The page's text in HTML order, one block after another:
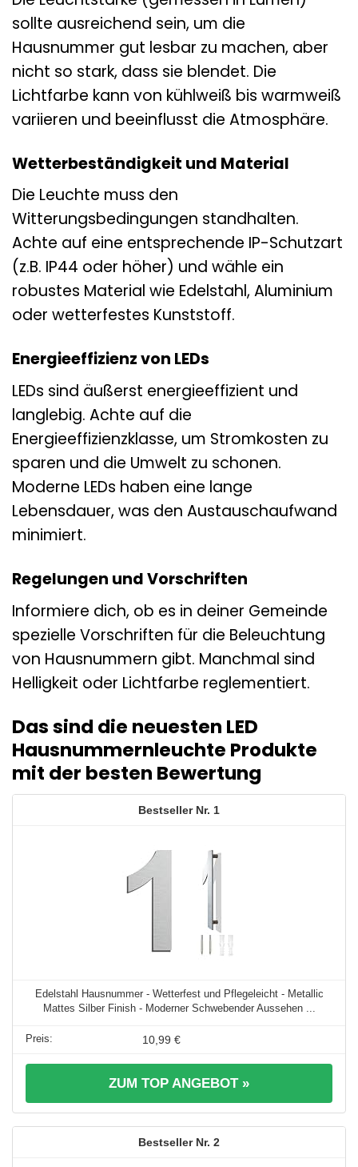
sollte ausreichend sein, um die
Hausnummer gut lesbar zu machen, aber
nicht so stark, dass sie blendet. Die
Lichtfarbe kann von kühlweiß bis warmweiß
variieren und beeinflusst die Atmosphäre.
Wetterbeständigkeit und Material
Die Leuchte muss den
Witterungsbedingungen standhalten.
Achte auf eine entsprechende IP-Schutzart
(z.B. IP44 oder höher) und wähle ein
robustes Material wie Edelstahl, Aluminium
oder wetterfestes Kunststoff.
Energieeffizienz von LEDs
LEDs sind äußerst energieeffizient und
langlebig. Achte auf die
Energieeffizienzklasse, um Stromkosten zu
sparen und die Umwelt zu schonen.
Moderne LEDs haben eine lange
Lebensdauer, was den Austauschaufwand
minimiert.
Regelungen und Vorschriften
Informiere dich, ob es in deiner Gemeinde
spezielle Vorschriften für die Beleuchtung
von Hausnummern gibt. Manchmal sind
Helligkeit oder Lichtfarbe reglementiert.
Das sind die neuesten LED
Hausnummernleuchte Produkte
mit der besten Bewertung
1
Edelstahl Hausnummer - Wetterfest und Pflegeleicht - Metallic
Mattes Silber Finish - Moderner Schwebender Aussehen ...
10,99 €
ZUM TOP ANGEBOT »
2